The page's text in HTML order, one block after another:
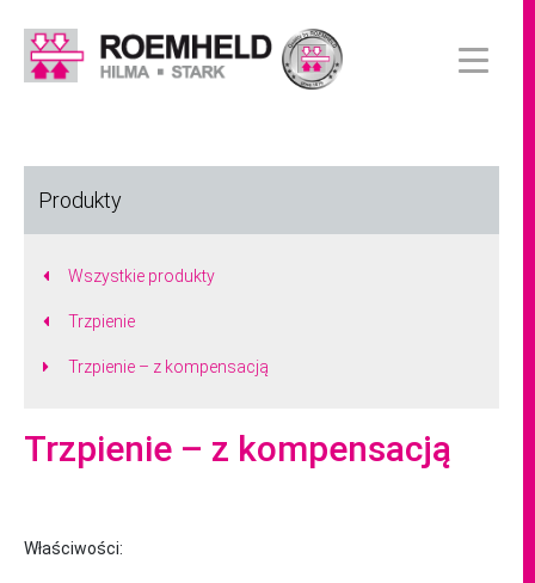
Produkty
Wszystkie produkty
Trzpienie
Trzpienie – z kompensacją
Trzpienie – z kompensacją
Właściwości: